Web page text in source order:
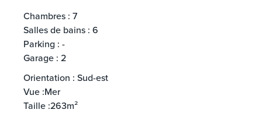
Chambres : 7
Salles de bains : 6
Parking : -
Garage : 2
Orientation : Sud-est
Vue :Mer
Taille :263m²